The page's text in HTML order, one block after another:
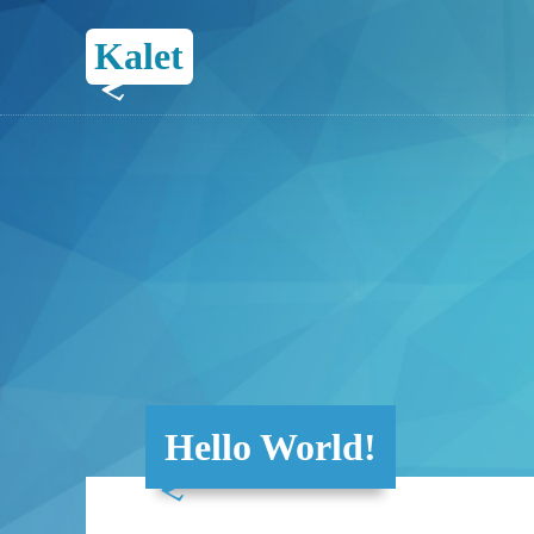
Kalet
Hello World!